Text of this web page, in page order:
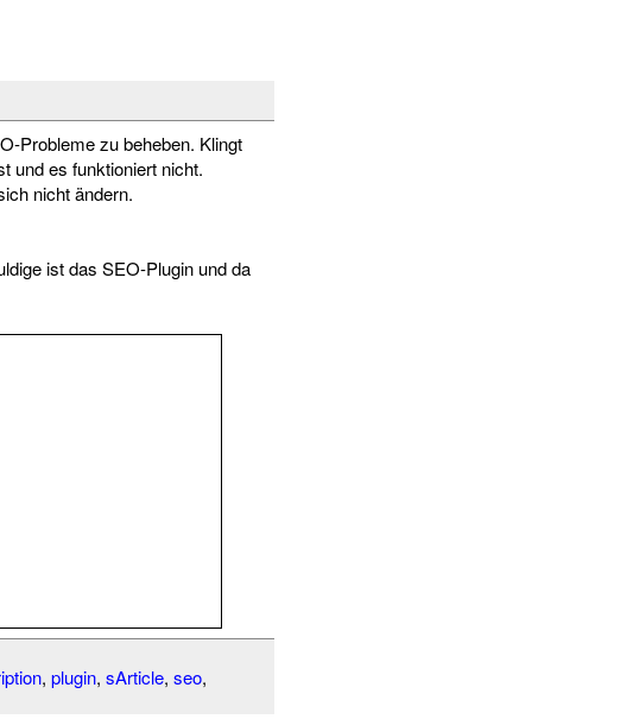
Probleme zu beheben. Klingt
und es funktioniert nicht.
nicht ändern.
ist das SEO-Plugin und da
, plugin, sArticle, seo,